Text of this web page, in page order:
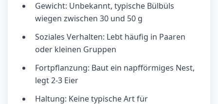
Gewicht: Unbekannt, typische Bülbüls
wiegen zwischen 30 und 50 g
Soziales Verhalten: Lebt häufig in Paaren
oder kleinen Gruppen
Fortpflanzung: Baut ein napfförmiges Nest,
legt 2-3 Eier
Haltung: Keine typische Art für